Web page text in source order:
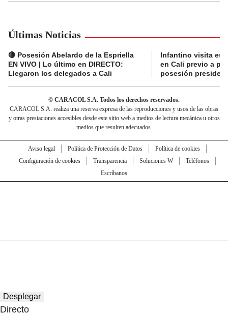
Últimas Noticias
🔴 Posesión Abelardo de la Espriella
EN VIVO | Lo último en DIRECTO:
Llegaron los delegados a Cali
Infantino visita
en Cali previo a
posesión
© CARACOL S.A. Todos los derechos reservados.
CARACOL S.A. realiza una reserva expresa de las reproducciones y usos de las obras
y otras prestaciones accesibles desde este sitio web a medios de lectura mecánica u otros
medios que resulten adecuados.
Aviso legal Política de Protección de Datos
Política de cookies
Configuración de cookies
Transparencia Soluciones W
Teléfonos
Escríbanos
Desplegar
Directo